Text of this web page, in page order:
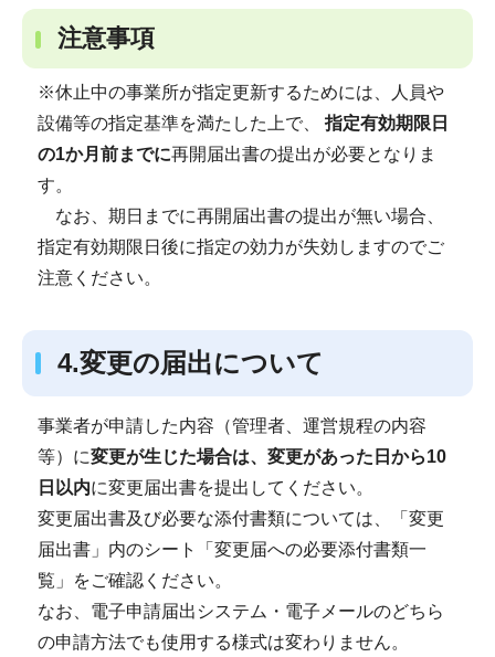
注意事項
※休止中の事業所が指定更新するためには、人員や
設備等の指定基準を満たした上で、 指定有効期限日
の1か月前までに再開届出書の提出が必要となりま
す。
なお、期日までに再開届出書の提出が無い場合、
指定有効期限日後に指定の効力が失効しますのでご
注意ください。
4.変更の届出について
事業者が申請した内容（管理者、運営規程の内容
等）に変更が生じた場合は、変更があった日から10
日以内に変更届出書を提出してください。
変更届出書及び必要な添付書類については、「変更
届出書」内のシート「変更届への必要添付書類一
覧」をご確認ください。
なお、電子申請届出システム・電子メールのどちら
の申請方法でも使用する様式は変わりません。